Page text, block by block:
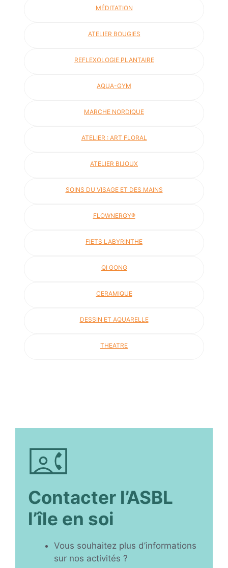
MÉDITATION
ATELIER BOUGIES
REFLEXOLOGIE PLANTAIRE
AQUA-GYM
MARCHE NORDIQUE
ATELIER : ART FLORAL
ATELIER BIJOUX
SOINS DU VISAGE ET DES MAINS
FLOWNERGY®
FIETS LABYRINTHE
QI GONG
CERAMIQUE
DESSIN ET AQUARELLE
THEATRE
Contacter l’ASBL
l’île en soi
Vous souhaitez plus d’informations
sur nos activités ?